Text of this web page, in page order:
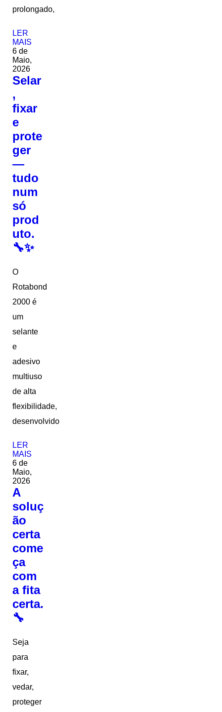
prolongado,
LER
MAIS
6 de
Maio,
2026
Selar
,
fixar
e
prote
ger
—
tudo
num
só
prod
uto.
🔧✨
O
Rotabond
2000 é
um
selante
e
adesivo
multiuso
de alta
flexibilidade,
desenvolvido
LER
MAIS
6 de
Maio,
2026
A
soluç
ão
certa
come
ça
com
a fita
certa.
🔧
Seja
para
fixar,
vedar,
proteger